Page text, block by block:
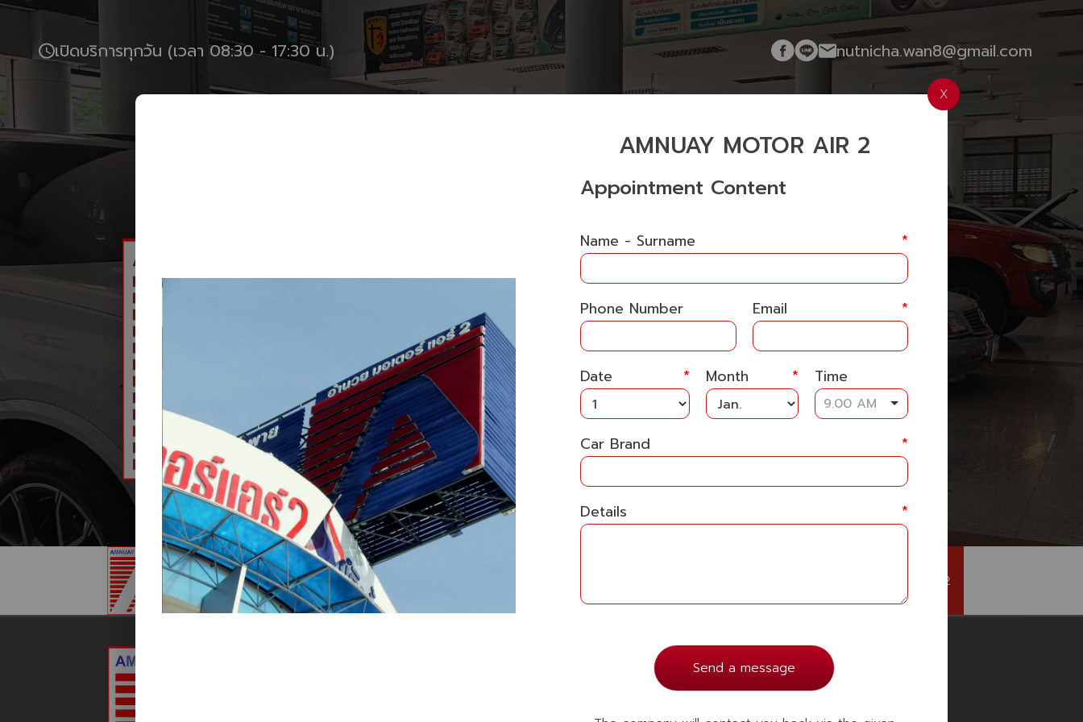
เปิดบริการทุกวัน (เวลา 08:30 - 17:30 น.) nutnicha.wan8@gmail.com
AMNUAY MOTOR AIR 2
อำนวยมอเตอร์ แอร์ 2
081 993 1242
หน้าแรก
AMNUAY MOTOR AIR 2
Appointment Content
Name - Surname *
Phone Number Email *
Date * Month * Time
9.00 AM
Car Brand *
Details *
Send a message
X
เมนู
หน้าแรก
เปิดบริการทุกวัน
เวลา 08.30-17.30 น.
ติดตามเราได้ทาง